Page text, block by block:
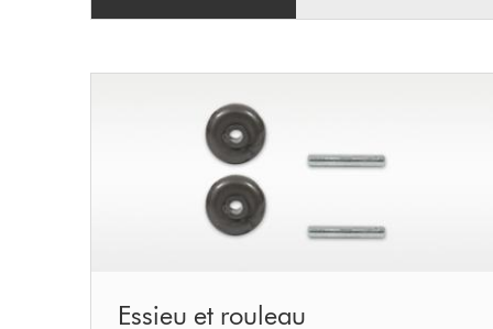
et
Essieu et rouleau